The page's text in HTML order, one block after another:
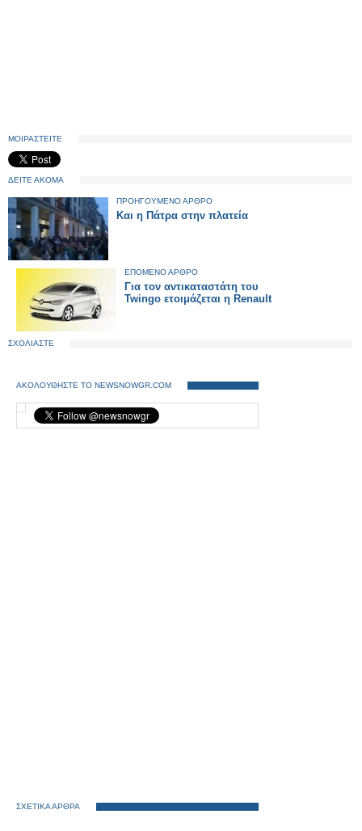
ΜΟΙΡΑΣΤΕΙΤΕ
ΔΕΙΤΕ ΑΚΟΜΑ
ΠΡΟΗΓΟΥΜΕΝΟ ΑΡΘΡΟ
Και η Πάτρα στην πλατεία
ΕΠΟΜΕΝΟ ΑΡΘΡΟ
Για τον αντικαταστάτη του
Twingo ετοιμάζεται η Renault
ΣΧΟΛΙΑΣΤΕ
ΑΚΟΛΟΥΘΗΣΤΕ ΤΟ NEWSNOWGR.COM
ΣΧΕΤΙΚΑ ΑΡΘΡΑ